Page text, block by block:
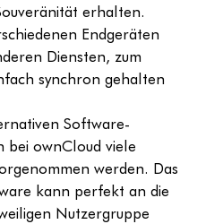
erhalten.
Endgeräten
Diensten, zum
synchron gehalten
Software-
bei ownCloud viele
werden. Das
kann perfekt an die
Nutzergruppe